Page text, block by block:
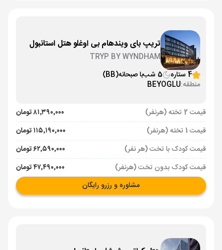
تریپ بای ویندهام بی اوغلو هتل استانبول
TRYP BY WYNDHAM
4 ستاره
5 شب با صبحانه(BB)
منطقه:BEYOGLU
قیمت 2 تخته (هرنفر)
۸۱٬۳۹۰٬۰۰۰ تومان
قیمت 1 تخته (هرنفر)
۱۱۵٬۱۹۰٬۰۰۰ تومان
قیمت کودک با تخت (هر نفر)
۶۲٬۵۹۰٬۰۰۰ تومان
قیمت کودک بدون تخت (هرنفر)
۴۷٬۴۹۰٬۰۰۰ تومان
مشاوره و رزرو رایگان